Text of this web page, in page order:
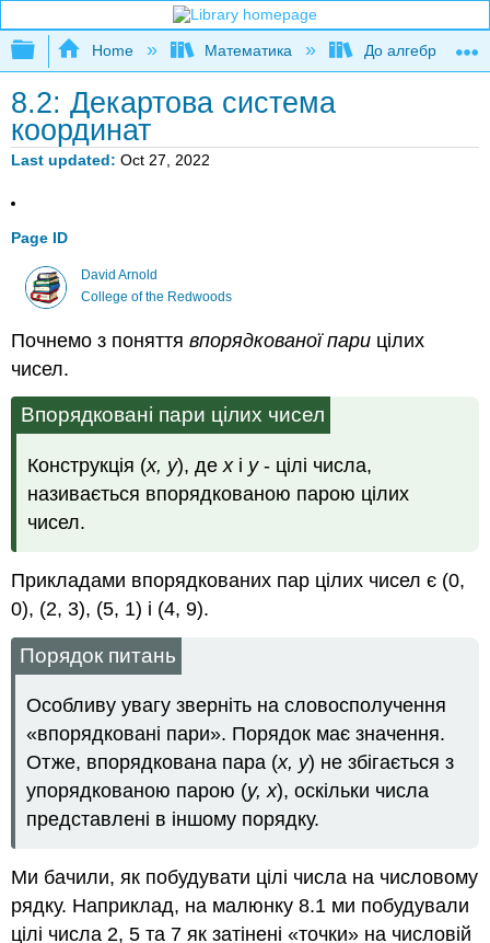
Expand/collapse global hierarchy
Home Математика До алгебри
8.2: Декартова система
координат
Last updated Oct 27, 2022
Page ID
David Arnold
College of the Redwoods
Почнемо з поняттявпорядкованої пари цілих
чисел.
Впорядковані пари цілих чисел
Конструкція (x, y), деxі y- цілі числа,
називається впорядкованою парою цілих
чисел.
Прикладами впорядкованих пар цілих чисел є (0,
0), (2, 3), (5, 1) і (4, 9).
Порядок питань
Особливу увагу зверніть на словосполучення
«впорядковані пари». Порядок має значення.
Отже, впорядкована пара (x, y) не збігається з
упорядкованою парою (y, x), оскільки числа
представлені в іншому порядку.
Ми бачили, як побудувати цілі числа на числовому
рядку. Наприклад, на малюнку 8.1 ми побудували
цілі числа 2, 5 та 7 як затінені «точки» на числовій